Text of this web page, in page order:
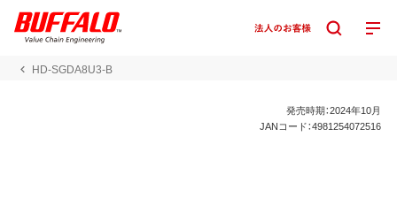
HD-SGDA8U3-B
発売時期：2024年10月
JANコード：4981254072516